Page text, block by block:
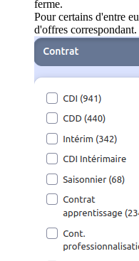
ferme.
Pour certains d'entre
d'offres correspondant.